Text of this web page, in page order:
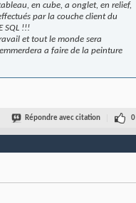
en cube, a onglet, en relief,
par la couche client du
SQL !!!
et tout le monde sera
a faire de la peinture
Répondre avec citation 0